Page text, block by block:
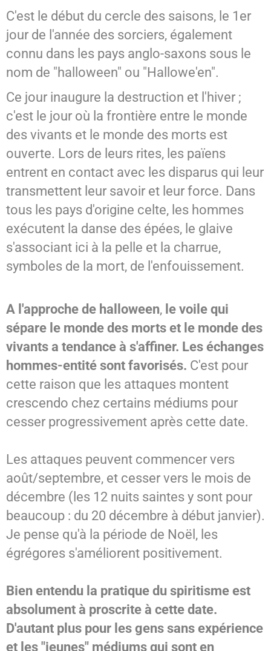
C'est le début du cercle des saisons, le 1er
jour de l'année des sorciers, également
connu dans les pays anglo-saxons sous le
nom de "halloween" ou "Hallowe'en".
Ce jour inaugure la destruction et l'hiver ;
c'est le jour où la frontière entre le monde
des vivants et le monde des morts est
ouverte. Lors de leurs rites, les païens
entrent en contact avec les disparus qui leur
transmettent leur savoir et leur force. Dans
tous les pays d'origine celte, les hommes
exécutent la danse des épées, le glaive
s'associant ici à la pelle et la charrue,
symboles de la mort, de l'enfouissement.
A l'approche de halloween, le voile qui
sépare le monde des morts et le monde des
vivants a tendance à s'affiner. Les échanges
hommes-entité sont favorisés. C'est pour
cette raison que les attaques montent
crescendo chez certains médiums pour
cesser progressivement après cette date.
Les attaques peuvent commencer vers
août/septembre, et cesser vers le mois de
décembre (les 12 nuits saintes y sont pour
beaucoup : du 20 décembre à début janvier).
Je pense qu'à la période de Noël, les
égrégores s'améliorent positivement.
Bien entendu la pratique du spiritisme est
absolument à proscrite à cette date.
D'autant plus pour les gens sans expérience
et les "jeunes" médiums qui sont en